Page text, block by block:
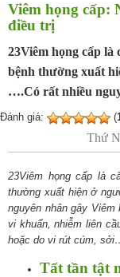
Viêm họng cấp:
điều trị
23Viêm họng cấp là
bệnh thường xuất
….Có rất nhiều
Đánh giá: (
Thứ
23Viêm họng cấp là
thường xuất hiện ở
nguyên nhân gây
vi khuẩn, nhiễm liên
hoặc do vi rút cúm,
Tất tần tật